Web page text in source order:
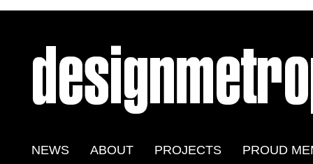
NEWS ABOUT PROJECTS PROUD